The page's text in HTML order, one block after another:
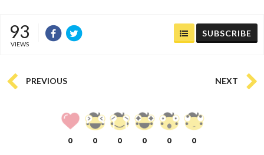
93
VIEWS
SUBSCRIBE
PREVIOUS NEXT
0 0 0 0 0 0